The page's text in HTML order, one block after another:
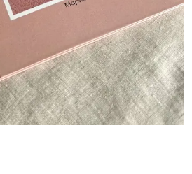
воспоминания
в этом поможем